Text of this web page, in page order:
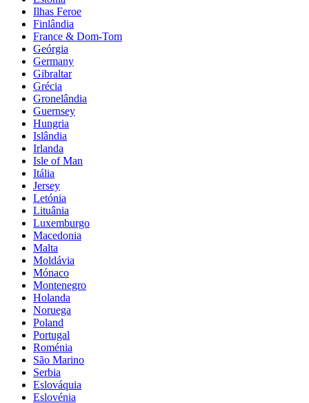
Ilhas Feroe
Finlândia
France & Dom-Tom
Geórgia
Germany
Gibraltar
Grécia
Gronelândia
Guernsey
Hungria
Islândia
Irlanda
Isle of Man
Itália
Jersey
Letónia
Lituânia
Luxemburgo
Macedonia
Malta
Moldávia
Mónaco
Montenegro
Holanda
Noruega
Poland
Portugal
Roménia
São Marino
Serbia
Eslováquia
Eslovénia